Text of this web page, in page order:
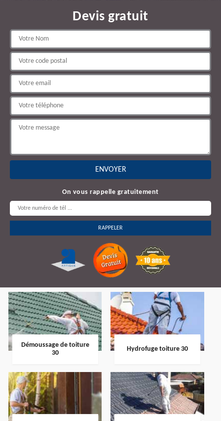
Devis gratuit
On vous rappelle gratuitement
Démoussage de toiture
30
Hydrofuge toiture 30